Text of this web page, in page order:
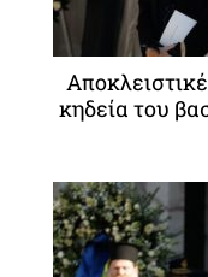
κηδεία του